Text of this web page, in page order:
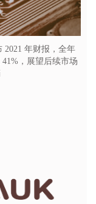
2021 年财报，全年
，展望后续市场